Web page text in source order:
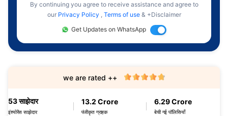
By continuing you agree to receive assistance and agree to
our Privacy Policy , Terms of use & +Disclaimer
Get Updates on WhatsApp
53 साझेदार
इंश्योरेंस साझेदार
13.2 Crore
पंजीकृत ग्राहक
6.29 Crore
बेची गई पॉलिसियाँ
we are rated ++